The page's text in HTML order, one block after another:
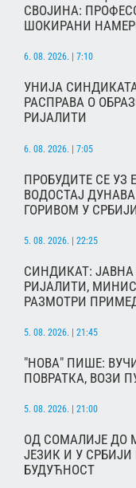
СВОЈИНА:
ШОКИРАНИ
6. 08. 2026. | 7:10
УНИЈА
РАСПРАВА О
РИЈАЛИТИ
6. 08. 2026. | 7:05
ПРОБУДИТЕ СЕ УЗ
ВОДОСТАЈ
ГОРИВОМ У
5. 08. 2026. | 22:25
СИНДИКАТ:
РИЈАЛИТИ,
РАЗМОТРИ
5. 08. 2026. | 21:45
"НОВА" ПИШЕ:
ПОВРАТКА, ВОЗИ
5. 08. 2026. | 21:00
ОД СОМАЛИЈЕ ДО
ЈЕЗИК И У
БУДУЋНОСТ